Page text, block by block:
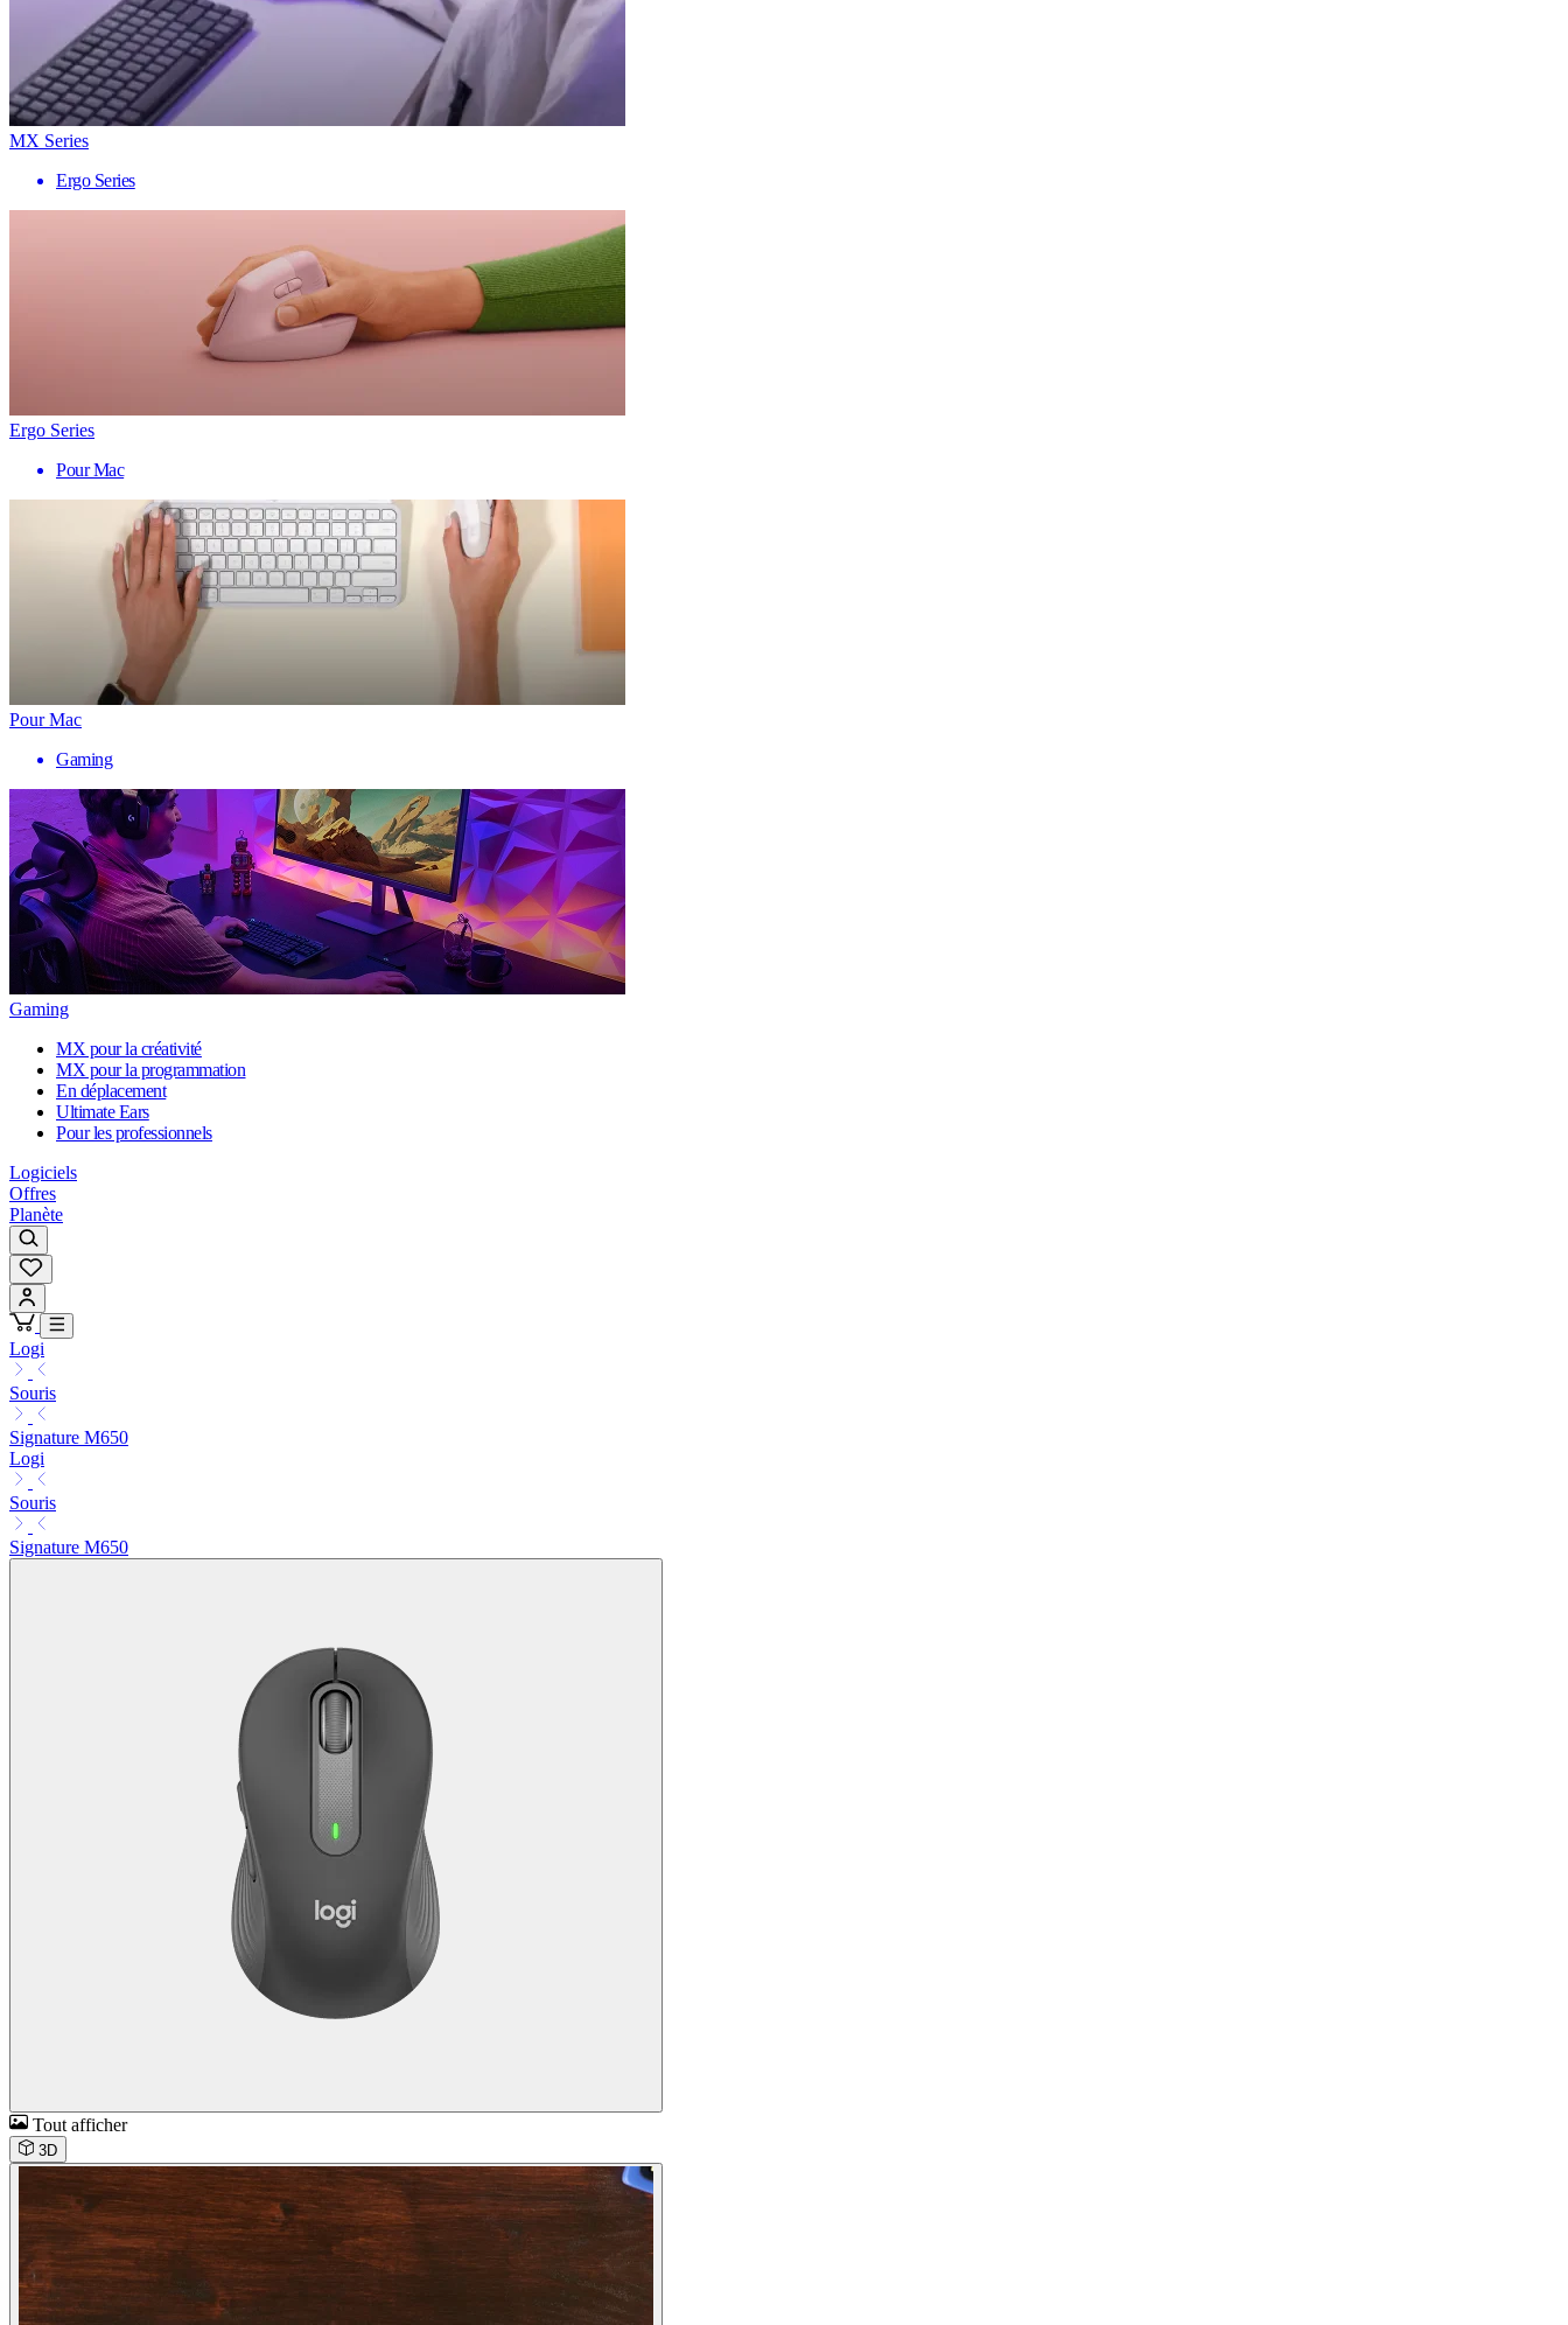
MX Series
Ergo Series
Ergo Series
Pour Mac
Pour Mac
Gaming
Gaming
MX pour la créativité
MX pour la programmation
En déplacement
Ultimate Ears
Pour les professionnels
Logiciels
Offres
Planète
Logi
Souris
Signature M650
Logi
Souris
Signature M650
Tout afficher
3D